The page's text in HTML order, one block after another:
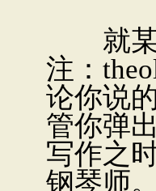
就某
注：
论你说
管你弹
写作之
钢琴师